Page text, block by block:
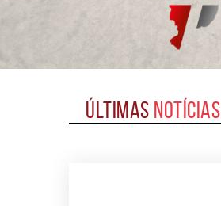
Últimas notícias